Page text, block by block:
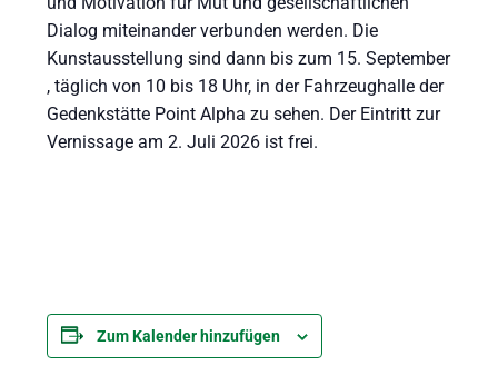
Dialog miteinander verbunden werden. Die
Kunstausstellung sind dann bis zum 15. September
, täglich von 10 bis 18 Uhr, in der Fahrzeughalle der
Gedenkstätte Point Alpha zu sehen. Der Eintritt zur
Vernissage am 2. Juli 2026 ist frei.
Zum Kalender hinzufügen